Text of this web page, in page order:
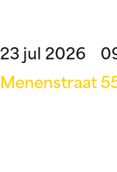
23 jul 2026
Menenstraat